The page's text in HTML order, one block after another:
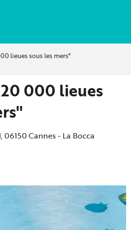
lieues sous les mers"
000 lieues
06150 Cannes - La Bocca
favoris